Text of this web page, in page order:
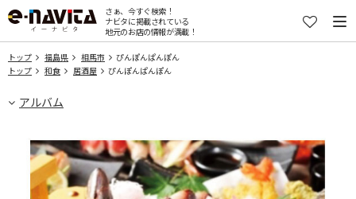
さぁ、今すぐ検索！
ナビタに掲載されている
地元のお店の情報が満載！
トップ 福島県 相馬市
ぴんぽんぱんぽん
トップ
和食 居酒屋 ぴんぽんぱんぽん
アルバム